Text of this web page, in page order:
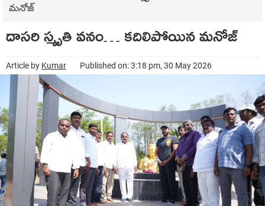
మనోజ్
దాసరి స్మృతి వనం… కదిలిపోయిన మనోజ్
Article by Kumar Published on: 3:18 pm, 30 May 2026